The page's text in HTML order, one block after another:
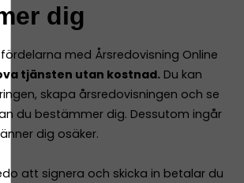
dig
med Årsredovisning Online
tjänsten utan kostnad. Du kan
skapa årsredovisningen och se
du bestämmer dig. Dessutom ingår
dig osäker.
att signera och skicka in betalar du